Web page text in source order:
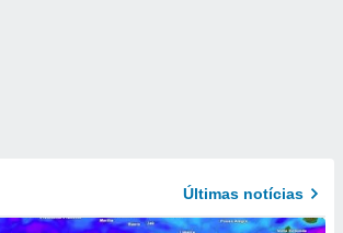
Últimas notícias